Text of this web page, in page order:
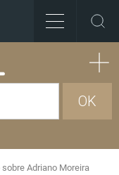
OK
Adriano Moreira